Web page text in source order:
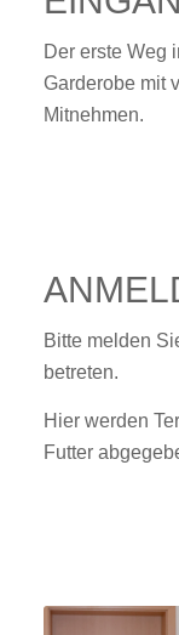
Der erste Weg
Garderobe mit
Mitnehmen.
Bitte melden
betreten.
Hier werden
Futter